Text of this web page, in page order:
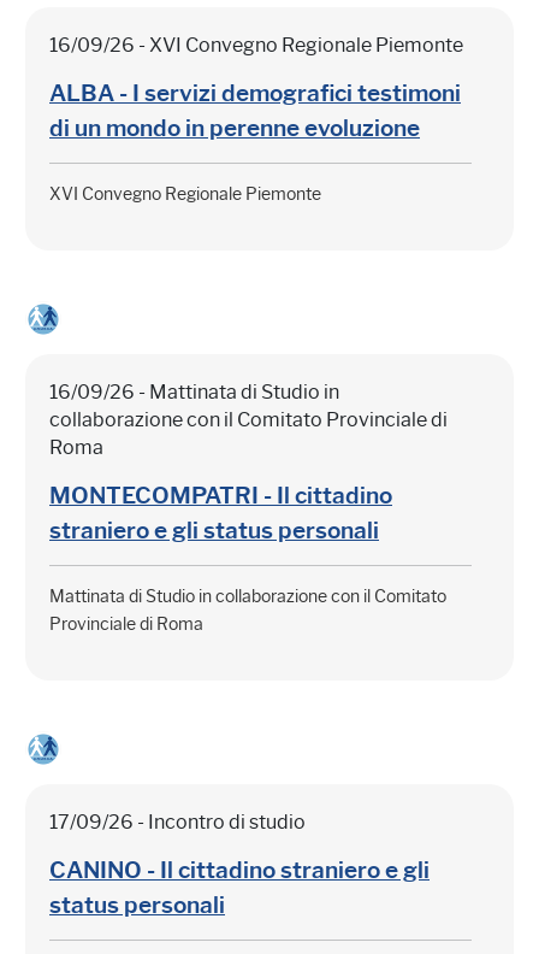
16/09/26 - XVI Convegno Regionale Piemonte
ALBA - I servizi demografici testimoni
di un mondo in perenne evoluzione
XVI Convegno Regionale Piemonte
16/09/26 - Mattinata di Studio in
collaborazione con il Comitato Provinciale di
Roma
MONTECOMPATRI - Il cittadino
straniero e gli status personali
Mattinata di Studio in collaborazione con il Comitato
Provinciale di Roma
17/09/26 - Incontro di studio
CANINO - Il cittadino straniero e gli
status personali